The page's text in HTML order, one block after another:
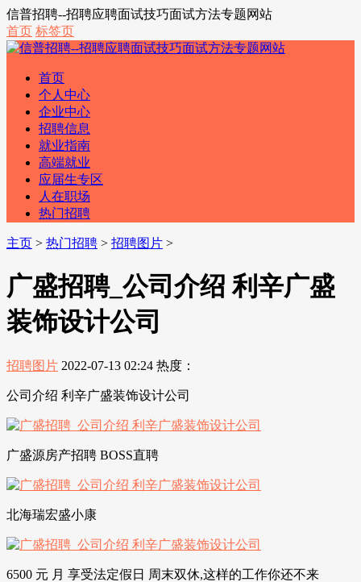
信普招聘--招聘应聘面试技巧面试方法专题网站
首页 标签页
首页
个人中心
企业中心
招聘信息
就业指南
高端就业
应届生专区
人在职场
热门招聘
主页 > 热门招聘 > 招聘图片 >
广盛招聘_公司介绍 利辛广盛
装饰设计公司
招聘图片 2022-07-13 02:24 热度：
公司介绍 利辛广盛装饰设计公司
广盛源房产招聘 BOSS直聘
北海瑞宏盛小康
6500 元 月 享受法定假日 周末双休,这样的工作你还不来